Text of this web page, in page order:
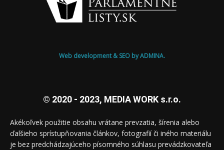
Web development & SEO by ADMINA.
© 2020 - 2023, MEDIA WORK s.r.o.
Akékoľvek použitie obsahu vrátane prevzatia, šírenia alebo
ďalšieho sprístupňovania článkov, fotografií či iného materiálu
je bez predchádzajúceho písomného súhlasu prevádzkovateľa